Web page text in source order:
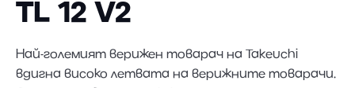
TL 12 V2
Най-големият верижен товарач на Takeuchi
вдигна високо летвата на верижните товарачи.